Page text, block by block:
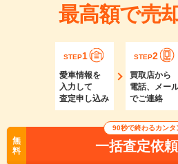
最高額で売
STEP1
愛車情報を
入力して
査定申し込み
STEP2
買取店から
電話、メー
でご連絡
無
料
90秒で終わるカンタ
一括査定依